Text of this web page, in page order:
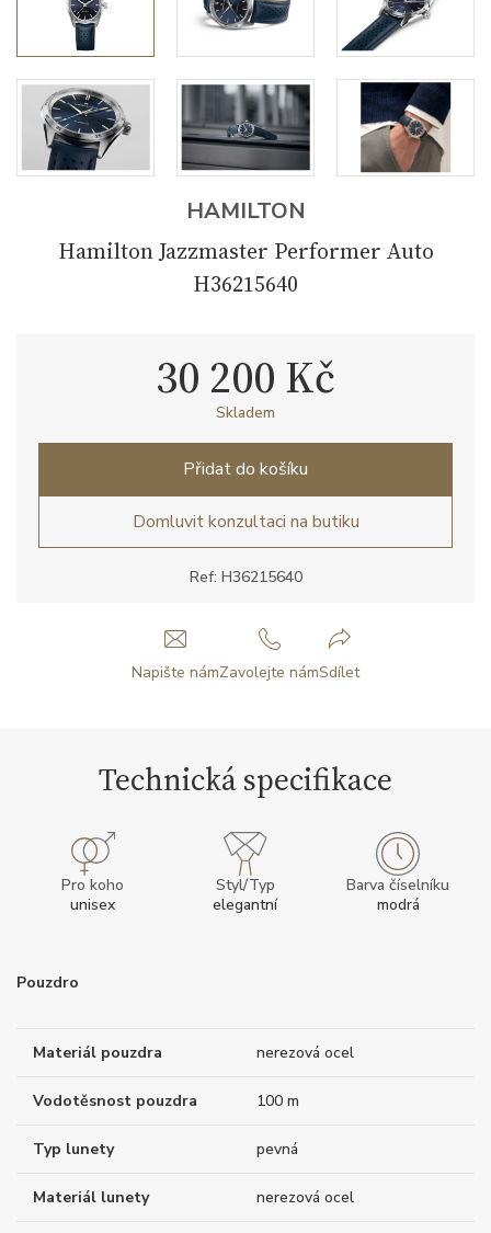
HAMILTON
Hamilton Jazzmaster Performer Auto
H36215640
Ref: H36215640
30 200 Kč
Skladem
Přidat do košíku
Domluvit konzultaci na butiku
Napište námZavolejte námSdílet
Technická specifikace
Pro koho
unisex
Styl/Typ
elegantní
Barva číselníku
modrá
Pouzdro
Materiál pouzdra nerezová ocel
Vodotěsnost pouzdra 100 m
Typ lunety pevná
Materiál lunety nerezová ocel